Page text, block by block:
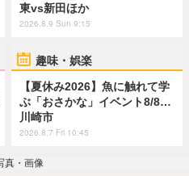
東vs新田ほか
2026.8.9 Sun 9:15
趣味・娯楽
【夏休み2026】魚に触れて学
ぶ「おさかな」イベント8/8…
川崎市
2026.8.7 Fri 10:45
真・画像